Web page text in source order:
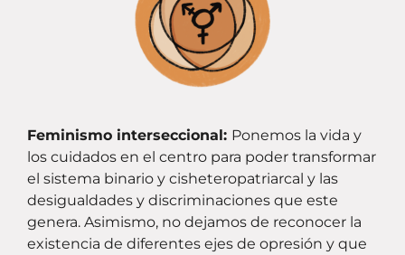
Feminismo interseccional: Ponemos la vida y
los cuidados en el centro para poder transformar
el sistema binario y cisheteropatriarcal y las
desigualdades y discriminaciones que este
genera. Asimismo, no dejamos de reconocer la
existencia de diferentes ejes de opresión y que